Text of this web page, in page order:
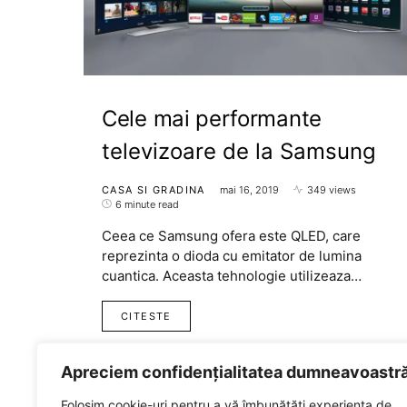
Apreciem confidențialitatea
Cele mai performante
televizoare de la Samsung
CASA SI GRADINA mai 16, 2019
349 views
6 minute read
Ceea ce Samsung ofera este QLED, care
reprezinta o dioda cu emitator de lumina
cuantica. Aceasta tehnologie utilizeaza…
CITESTE